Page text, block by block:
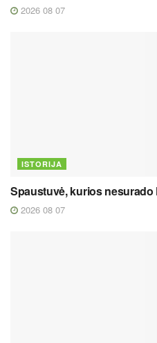
2026 08 07
ISTORIJA
Spaustuvė, kurios nesurado
2026 08 07